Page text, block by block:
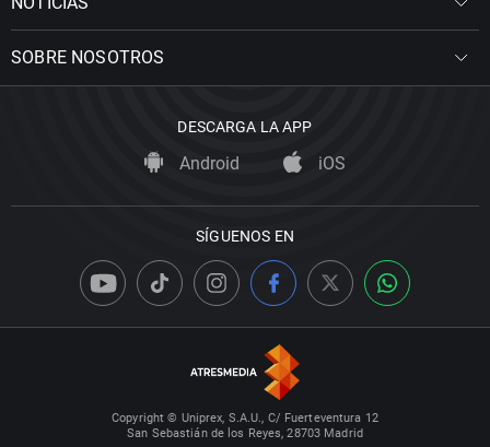
SOBRE NOSOTROS
DESCARGA LA APP
Android iOS
SÍGUENOS EN
Copyright © Uniprex, S.A.U., C/ Fuerteventura 12
San Sebastián de los Reyes, 28703 Madrid